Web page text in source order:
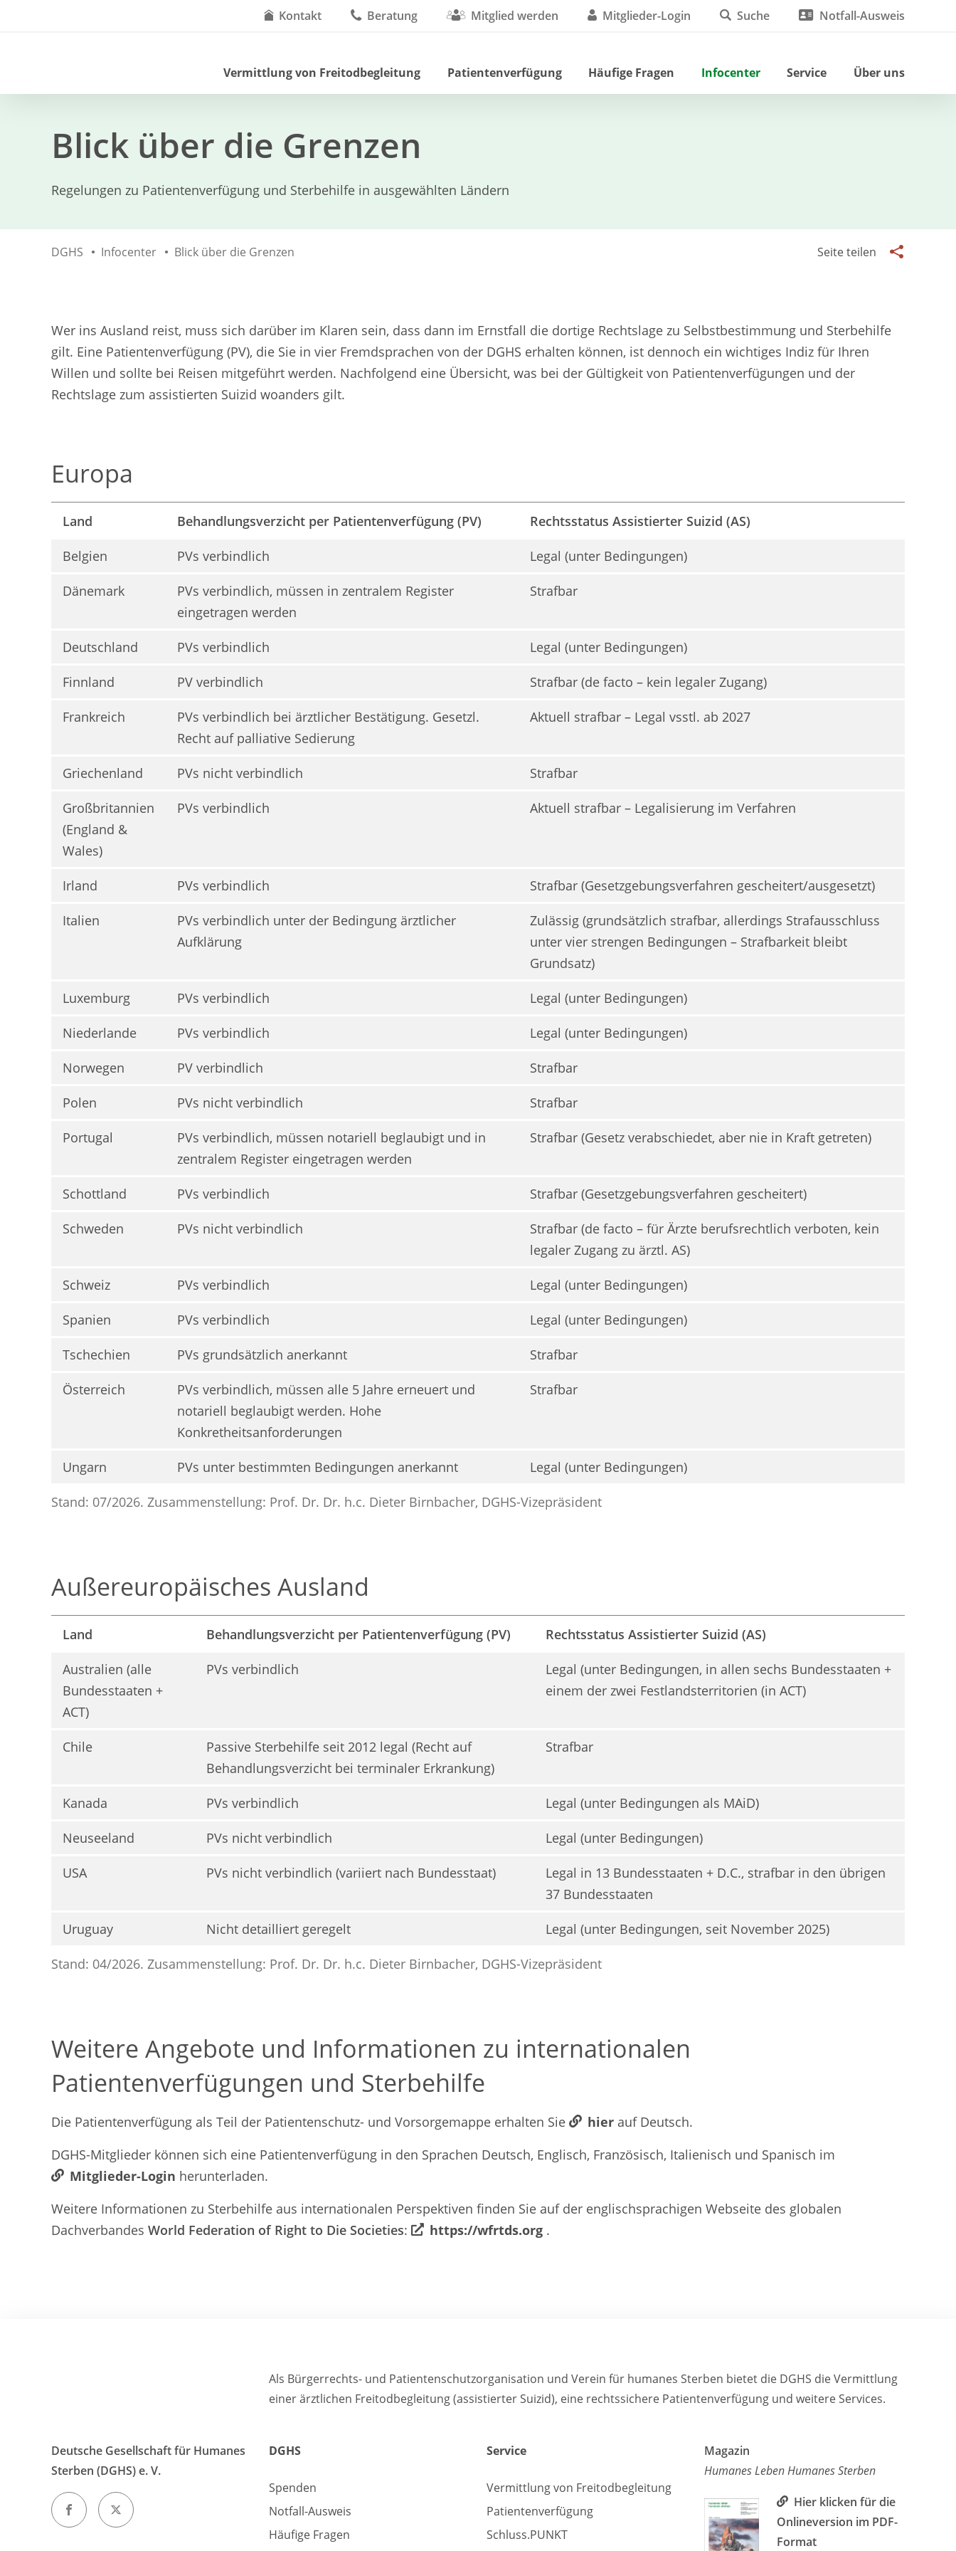
Kontakt Beratung Mitglied werden Mitglieder-Login Suche Notfall-Ausweis
Vermittlung von Freitodbegleitung Patientenverfügung Häufige Fragen Infocenter Service Über uns
Blick über die Grenzen
Regelungen zu Patientenverfügung und Sterbehilfe in ausgewählten Ländern
DGHS Infocenter Blick über die Grenzen Seite teilen
Wer ins Ausland reist, muss sich darüber im Klaren sein, dass dann im Ernstfall die dortige Rechtslage zu Selbstbestimmung und Sterbehilfe
gilt. Eine Patientenverfügung (PV), die Sie in vier Fremdsprachen von der DGHS erhalten können, ist dennoch ein wichtiges Indiz für Ihren
Willen und sollte bei Reisen mitgeführt werden. Nachfolgend eine Übersicht, was bei der Gültigkeit von Patientenverfügungen und der
Rechtslage zum assistierten Suizid woanders gilt.
Europa
Stand: 07/2026. Zusammenstellung: Prof. Dr. Dr. h.c. Dieter Birnbacher, DGHS-Vizepräsident
Land Behandlungsverzicht per Patientenverfügung (PV) Rechtsstatus Assistierter Suizid (AS)
Belgien PVs verbindlich Legal (unter Bedingungen)
Dänemark
PVs verbindlich, müssen in zentralem Register
eingetragen werden
Strafbar
Deutschland PVs verbindlich Legal (unter Bedingungen)
Finnland PV verbindlich Strafbar (de facto – kein legaler Zugang)
Frankreich
PVs verbindlich bei ärztlicher Bestätigung. Gesetzl.
Recht auf palliative Sedierung
Aktuell strafbar – Legal vsstl. ab 2027
Griechenland PVs nicht verbindlich Strafbar
Großbritannien
(England &
Wales)
PVs verbindlich Aktuell strafbar – Legalisierung im Verfahren
Irland PVs verbindlich Strafbar (Gesetzgebungsverfahren gescheitert/ausgesetzt)
Italien
PVs verbindlich unter der Bedingung ärztlicher
Aufklärung
Zulässig (grundsätzlich strafbar, allerdings Strafausschluss
unter vier strengen Bedingungen – Strafbarkeit bleibt
Grundsatz)
Luxemburg PVs verbindlich Legal (unter Bedingungen)
Niederlande PVs verbindlich Legal (unter Bedingungen)
Norwegen PV verbindlich Strafbar
Polen PVs nicht verbindlich Strafbar
Portugal
PVs verbindlich, müssen notariell beglaubigt und in
zentralem Register eingetragen werden
Strafbar (Gesetz verabschiedet, aber nie in Kraft getreten)
Schottland PVs verbindlich Strafbar (Gesetzgebungsverfahren gescheitert)
Schweden PVs nicht verbindlich
Strafbar (de facto – für Ärzte berufsrechtlich verboten, kein
legaler Zugang zu ärztl. AS)
Schweiz PVs verbindlich Legal (unter Bedingungen)
Spanien PVs verbindlich Legal (unter Bedingungen)
Tschechien PVs grundsätzlich anerkannt Strafbar
Österreich
PVs verbindlich, müssen alle 5 Jahre erneuert und
notariell beglaubigt werden. Hohe
Konkretheitsanforderungen
Strafbar
Ungarn PVs unter bestimmten Bedingungen anerkannt Legal (unter Bedingungen)
Außereuropäisches Ausland
Stand: 04/2026. Zusammenstellung: Prof. Dr. Dr. h.c. Dieter Birnbacher, DGHS-Vizepräsident
Land Behandlungsverzicht per Patientenverfügung (PV) Rechtsstatus Assistierter Suizid (AS)
Australien (alle
Bundesstaaten +
ACT)
PVs verbindlich
Legal (unter Bedingungen, in allen sechs Bundesstaaten +
einem der zwei Festlandsterritorien (in ACT)
Chile
Passive Sterbehilfe seit 2012 legal (Recht auf
Behandlungsverzicht bei terminaler Erkrankung)
Strafbar
Kanada PVs verbindlich Legal (unter Bedingungen als MAiD)
Neuseeland PVs nicht verbindlich Legal (unter Bedingungen)
USA PVs nicht verbindlich (variiert nach Bundesstaat)
Legal in 13 Bundesstaaten + D.C., strafbar in den übrigen
37 Bundesstaaten
Uruguay Nicht detailliert geregelt Legal (unter Bedingungen, seit November 2025)
Weitere Angebote und Informationen zu internationalen
Patientenverfügungen und Sterbehilfe
Die Patientenverfügung als Teil der Patientenschutz- und Vorsorgemappe erhalten Sie hier auf Deutsch.
DGHS-Mitglieder können sich eine Patientenverfügung in den Sprachen Deutsch, Englisch, Französisch, Italienisch und Spanisch im
Mitglieder-Login herunterladen.
Weitere Informationen zu Sterbehilfe aus internationalen Perspektiven finden Sie auf der englischsprachigen Webseite des globalen
Dachverbandes World Federation of Right to Die Societies: https://wfrtds.org .
Als Bürgerrechts- und Patientenschutzorganisation und Verein für humanes Sterben bietet die DGHS die Vermittlung
einer ärztlichen Freitodbegleitung (assistierter Suizid), eine rechtssichere Patientenverfügung und weitere Services.
Deutsche Gesellschaft für Humanes
Sterben (DGHS) e. V.
DGHS
Spenden
Notfall-Ausweis
Häufige Fragen
Service
Vermittlung von Freitodbegleitung
Patientenverfügung
Schluss.PUNKT
Magazin
Humanes Leben Humanes Sterben
Hier klicken für die
Onlineversion im PDF-
Format